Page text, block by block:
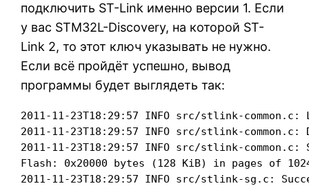
подключить ST-Link именно версии 1. Если
у вас STM32L-Discovery, на которой ST-
Link 2, то этот ключ указывать не нужно.
Если всё пройдёт успешно, вывод
программы будет выглядеть так:
2011-11-23T18:29:57 INFO src/stlink-
2011-11-23T18:29:57 INFO src/stlink-
2011-11-23T18:29:57 INFO src/stlink-
Flash: 0x20000 bytes (128 KiB) in pages of
2011-11-23T18:29:57 INFO src/stlink-sg.c: